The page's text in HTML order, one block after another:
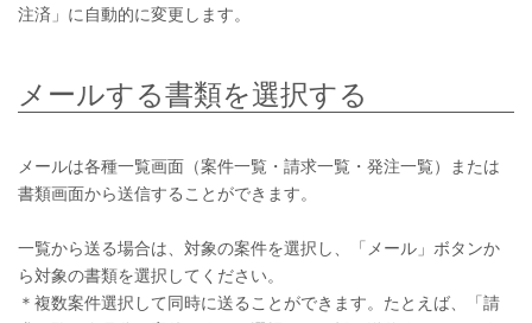
注済」に自動的に変更します。
メールする書類を選択する
メールは各種一覧画面（案件一覧・請求一覧・発注一覧）または
書類画面から送信することができます。
一覧から送る場合は、対象の案件を選択し、「メール」ボタンか
ら対象の書類を選択してください。
＊複数案件選択して同時に送ることができます。たとえば、「請